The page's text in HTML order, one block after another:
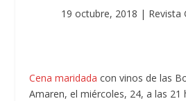
19 octubre, 2018 | Revista
Cena maridada con vinos de las
Amaren, el miércoles, 24, a las